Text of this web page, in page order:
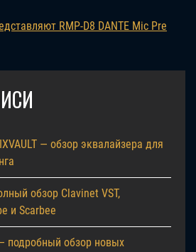
RMP-D8 DANTE Mic Pre
— обзор эквалайзера для
обзор Clavinet VST,
и Scarbee
подробный обзор новых